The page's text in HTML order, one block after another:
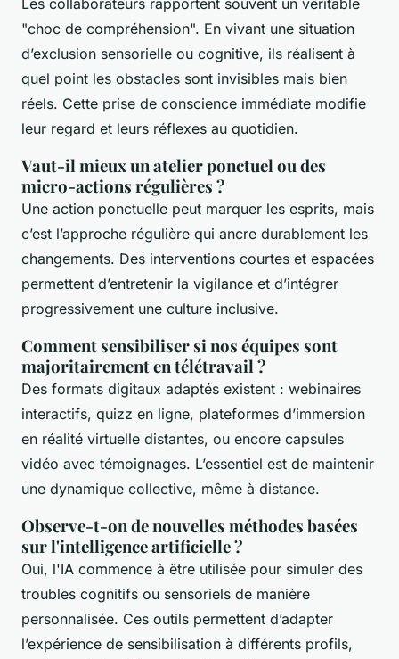
Les collaborateurs rapportent souvent un véritable
"choc de compréhension". En vivant une situation
d’exclusion sensorielle ou cognitive, ils réalisent à
quel point les obstacles sont invisibles mais bien
réels. Cette prise de conscience immédiate modifie
leur regard et leurs réflexes au quotidien.
Vaut-il mieux un atelier ponctuel ou des
micro-actions régulières ?
Une action ponctuelle peut marquer les esprits, mais
c’est l’approche régulière qui ancre durablement les
changements. Des interventions courtes et espacées
permettent d’entretenir la vigilance et d’intégrer
progressivement une culture inclusive.
Comment sensibiliser si nos équipes sont
majoritairement en télétravail ?
Des formats digitaux adaptés existent : webinaires
interactifs, quizz en ligne, plateformes d’immersion
en réalité virtuelle distantes, ou encore capsules
vidéo avec témoignages. L’essentiel est de maintenir
une dynamique collective, même à distance.
Observe-t-on de nouvelles méthodes basées
sur l'intelligence artificielle ?
Oui, l'IA commence à être utilisée pour simuler des
troubles cognitifs ou sensoriels de manière
personnalisée. Ces outils permettent d’adapter
l’expérience de sensibilisation à différents profils,